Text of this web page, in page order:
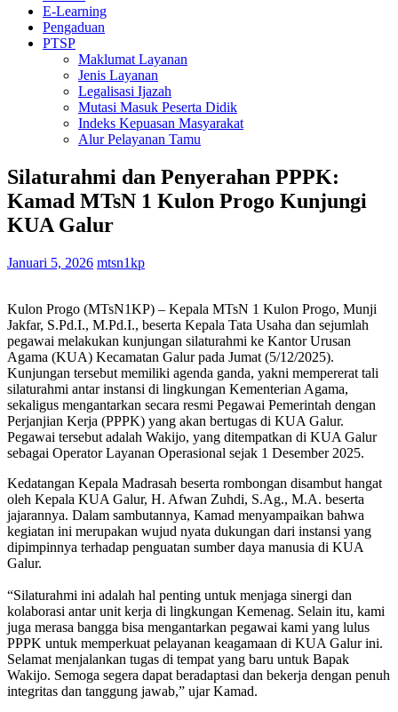
E-Learning
Pengaduan
PTSP
Maklumat Layanan
Jenis Layanan
Legalisasi Ijazah
Mutasi Masuk Peserta Didik
Indeks Kepuasan Masyarakat
Alur Pelayanan Tamu
Silaturahmi dan Penyerahan PPPK:
Kamad MTsN 1 Kulon Progo Kunjungi
KUA Galur
Januari 5, 2026 mtsn1kp
Kulon Progo (MTsN1KP) – Kepala MTsN 1 Kulon Progo, Munji
Jakfar, S.Pd.I., M.Pd.I., beserta Kepala Tata Usaha dan sejumlah
pegawai melakukan kunjungan silaturahmi ke Kantor Urusan
Agama (KUA) Kecamatan Galur pada Jumat (5/12/2025).
Kunjungan tersebut memiliki agenda ganda, yakni mempererat tali
silaturahmi antar instansi di lingkungan Kementerian Agama,
sekaligus mengantarkan secara resmi Pegawai Pemerintah dengan
Perjanjian Kerja (PPPK) yang akan bertugas di KUA Galur.
Pegawai tersebut adalah Wakijo, yang ditempatkan di KUA Galur
sebagai Operator Layanan Operasional sejak 1 Desember 2025.
Kedatangan Kepala Madrasah beserta rombongan disambut hangat
oleh Kepala KUA Galur, H. Afwan Zuhdi, S.Ag., M.A. beserta
jajarannya. Dalam sambutannya, Kamad menyampaikan bahwa
kegiatan ini merupakan wujud nyata dukungan dari instansi yang
dipimpinnya terhadap penguatan sumber daya manusia di KUA
Galur.
“Silaturahmi ini adalah hal penting untuk menjaga sinergi dan
kolaborasi antar unit kerja di lingkungan Kemenag. Selain itu, kami
juga merasa bangga bisa mengantarkan pegawai kami yang lulus
PPPK untuk memperkuat pelayanan keagamaan di KUA Galur ini.
Selamat menjalankan tugas di tempat yang baru untuk Bapak
Wakijo. Semoga segera dapat beradaptasi dan bekerja dengan penuh
integritas dan tanggung jawab,” ujar Kamad.